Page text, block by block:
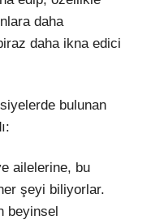
daha
daha ikna edici
bulunan
ailelerine, bu
şeyi biliyorlar.
beyinsel